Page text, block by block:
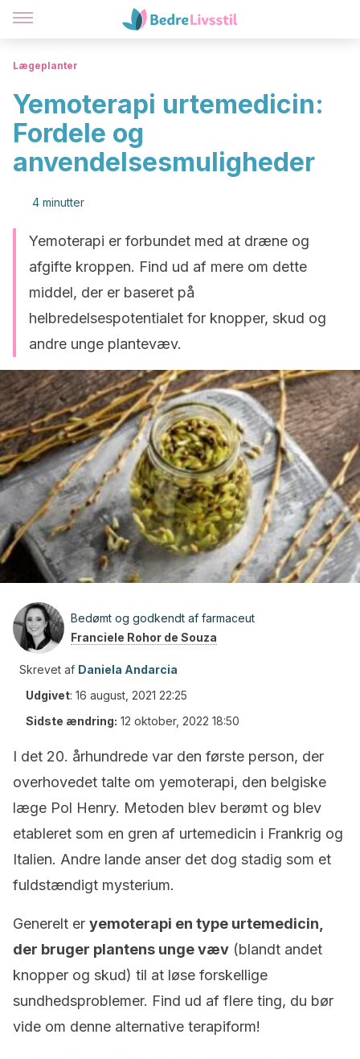
Lægeplanter
Yemoterapi urtemedicin:
Fordele og
anvendelsesmuligheder
4 minutter
Yemoterapi er forbundet med at dræne og
afgifte kroppen. Find ud af mere om dette
middel, der er baseret på
helbredelsespotentialet for knopper, skud og
andre unge plantevæv.
Bedømt og godkendt af farmaceut
Franciele Rohor de Souza
Skrevet af Daniela Andarcia
Udgivet: 16 august, 2021 22:25
Sidste ændring: 12 oktober, 2022 18:50
I det 20. århundrede var den første person, der
overhovedet talte om yemoterapi, den belgiske
læge Pol Henry. Metoden blev berømt og blev
etableret som en gren af urtemedicin i Frankrig og
Italien. Andre lande anser det dog stadig som et
fuldstændigt mysterium.
Generelt er yemoterapi en type urtemedicin,
der bruger plantens unge væv (blandt andet
knopper og skud) til at løse forskellige
sundhedsproblemer. Find ud af flere ting, du bør
vide om denne alternative terapiform!